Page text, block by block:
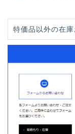
特価品以外の在